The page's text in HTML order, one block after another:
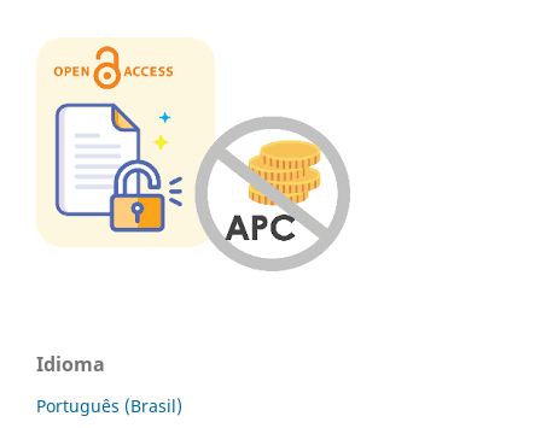
Idioma
Português (Brasil)